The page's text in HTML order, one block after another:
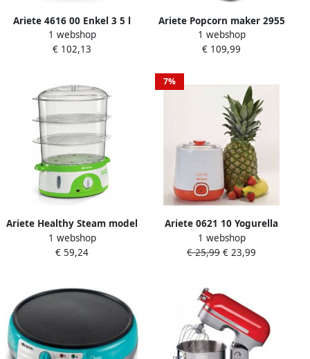
Ariete 4616 00 Enkel 3 5 l
Vrijstaand 1300 W
Heteluchtfriteuse Zwart
1 webshop
€ 102,13
Ariete Popcorn maker 2955
1 webshop
€ 109,99
Ariete Healthy Steam model
911 stomer
1 webshop
€ 59,24
7%
Ariete 0621 10 Yogurella
yoghurtmaker 2 containers
van elk 1 liter met
1 webshop
€ 25,99 € 23,99